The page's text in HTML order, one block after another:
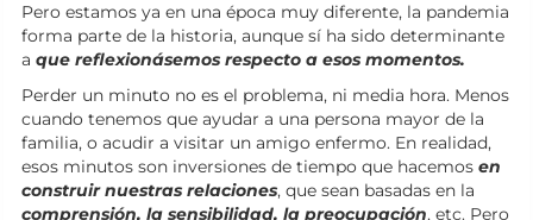
Pero estamos ya en una época muy diferente, la pandemia
forma parte de la historia, aunque sí ha sido determinante
a que reflexionásemos respecto a esos momentos.
Perder un minuto no es el problema, ni media hora. Menos
cuando tenemos que ayudar a una persona mayor de la
familia, o acudir a visitar un amigo enfermo. En realidad,
esos minutos son inversiones de tiempo que hacemos en
construir nuestras relaciones, que sean basadas en la
comprensión, la sensibilidad, la preocupación, etc. Pero